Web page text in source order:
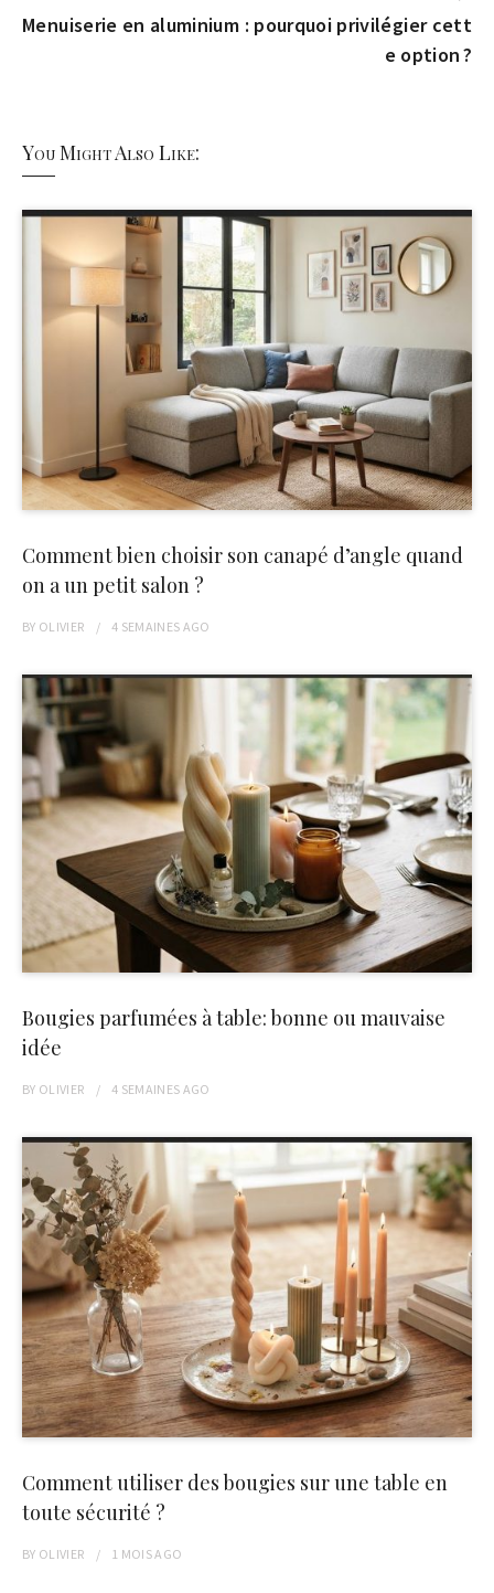
Menuiserie en aluminium : pourquoi privilégier cett
e option ?
You Might Also Like:
Comment bien choisir son canapé d’angle quand
on a un petit salon ?
BY OLIVIER 4 SEMAINES AGO
Bougies parfumées à table: bonne ou mauvaise
idée
BY OLIVIER 4 SEMAINES AGO
Comment utiliser des bougies sur une table en
toute sécurité ?
BY OLIVIER 1 MOISAGO